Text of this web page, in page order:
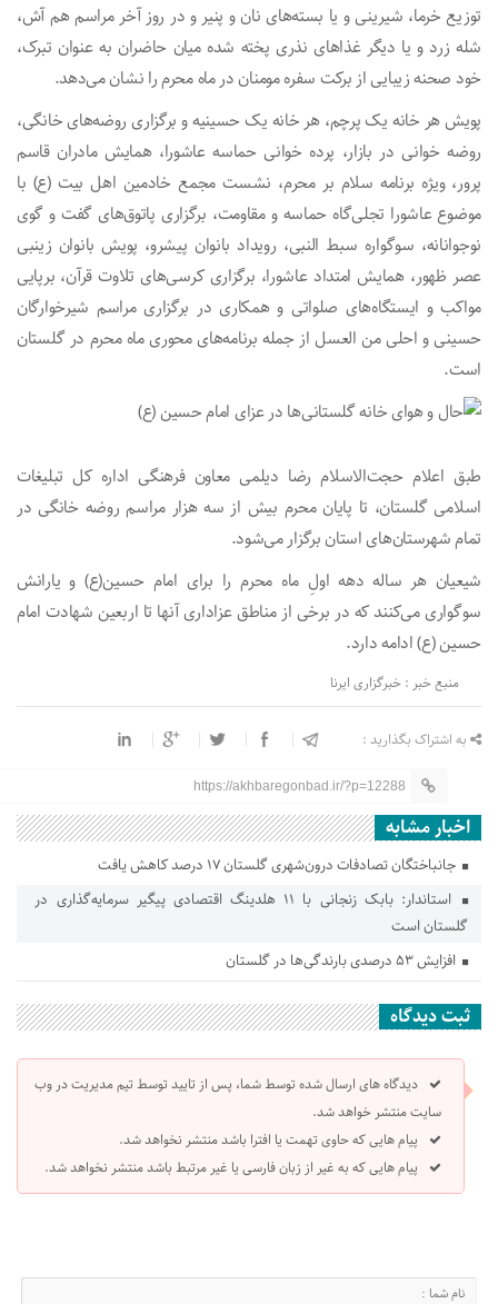
توزیع خرما، شیرینی و یا بسته‌های نان و پنیر و در روز آخر مراسم هم آش،
شله زرد و یا دیگر غذاهای نذری پخته شده میان حاضران به عنوان تبرک،
خود صحنه زیبایی از برکت سفره مومنان در ماه محرم را نشان می‌دهد.
پویش هر خانه یک پرچم، هر خانه یک حسینیه و برگزاری روضه‌های خانگی،
روضه خوانی در بازار، پرده خوانی حماسه عاشورا، همایش مادران قاسم
پرور، ویژه برنامه سلام بر محرم، نشست مجمع خادمین اهل بیت (ع) با
موضوع عاشورا تجلی‌گاه حماسه و مقاومت، برگزاری پاتوق‌های گفت و گوی
نوجوانانه، سوگواره سبط النبی، رویداد بانوان پیشرو، پویش بانوان زینبی
عصر ظهور، همایش امتداد عاشورا، برگزاری کرسی‌های تلاوت قرآن، برپایی
مواکب و ایستگاه‌های صلواتی و همکاری در برگزاری مراسم شیرخوارگان
حسینی و احلی من العسل از جمله برنامه‌های محوری ماه محرم در گلستان
است.
طبق اعلام حجت‌الاسلام رضا دیلمی معاون فرهنگی اداره کل تبلیغات
اسلامی گلستان، تا پایان محرم بیش از سه هزار مراسم روضه خانگی در
تمام شهرستان‌های استان برگزار می‌شود.
شیعیان هر ساله دهه اولِ ماه محرم را برای امام حسین(ع) و یارانش
سوگواری می‌کنند که در برخی از مناطق عزاداری آنها تا اربعین شهادت امام
حسین (ع) ادامه دارد.
منبع خبر : خبرگزاری ایرنا
به اشتراک بگذارید :
https://akhbaregonbad.ir/?p=12288
اخبار مشابه
جانباختگان تصادفات درون‌شهری گلستان ۱۷ درصد کاهش یافت
استاندار: بابک زنجانی با ۱۱ هلدینگ اقتصادی پیگیر سرمایه‌گذاری در
گلستان است
افزایش ۵۳ درصدی بارندگی‌ها در گلستان
ثبت دیدگاه
دیدگاه های ارسال شده توسط شما، پس از تایید توسط تیم مدیریت در وب
سایت منتشر خواهد شد.
پیام هایی که حاوی تهمت یا افترا باشد منتشر نخواهد شد.
پیام هایی که به غیر از زبان فارسی یا غیر مرتبط باشد منتشر نخواهد شد.